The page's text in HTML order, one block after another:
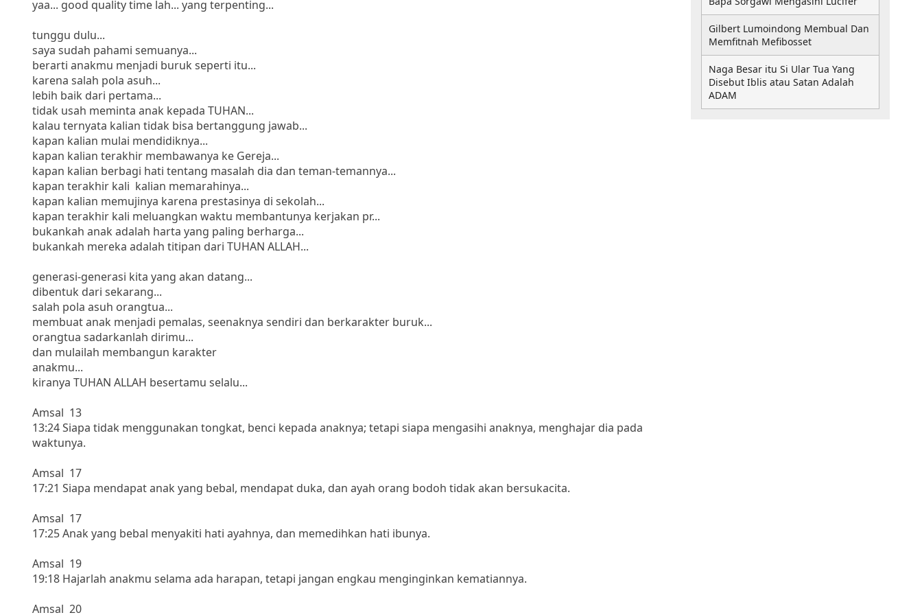
yaa... good quality time lah... yang terpenting...
tunggu dulu...
saya sudah pahami semuanya...
berarti anakmu menjadi buruk seperti itu...
karena salah pola asuh...
lebih baik dari pertama...
tidak usah meminta anak kepada TUHAN...
kalau ternyata kalian tidak bisa bertanggung jawab...
kapan kalian mulai mendidiknya...
kapan kalian terakhir membawanya ke Gereja...
kapan kalian berbagi hati tentang masalah dia dan teman-temannya...
kapan terakhir kali kalian memarahinya...
kapan kalian memujinya karena prestasinya di sekolah...
kapan terakhir kali meluangkan waktu membantunya kerjakan pr...
bukankah anak adalah harta yang paling berharga...
bukankah mereka adalah titipan dari TUHAN ALLAH...
generasi-generasi kita yang akan datang...
dibentuk dari sekarang...
salah pola asuh orangtua...
membuat anak menjadi pemalas, seenaknya sendiri dan berkarakter buruk...
orangtua sadarkanlah dirimu...
dan mulailah membangun karakter
anakmu...
kiranya TUHAN ALLAH besertamu selalu...
Amsal 13
13:24 Siapa tidak menggunakan tongkat, benci kepada anaknya; tetapi siapa mengasihi anaknya, menghajar dia pada
waktunya.
Amsal 17
17:21 Siapa mendapat anak yang bebal, mendapat duka, dan ayah orang bodoh tidak akan bersukacita.
Amsal 17
17:25 Anak yang bebal menyakiti hati ayahnya, dan memedihkan hati ibunya.
Amsal 19
19:18 Hajarlah anakmu selama ada harapan, tetapi jangan engkau menginginkan kematiannya.
Amsal 20
Gilbert Lumoindong Membual Dan
Memfitnah Mefibosset
Naga Besar itu Si Ular Tua Yang
Disebut Iblis atau Satan Adalah
ADAM